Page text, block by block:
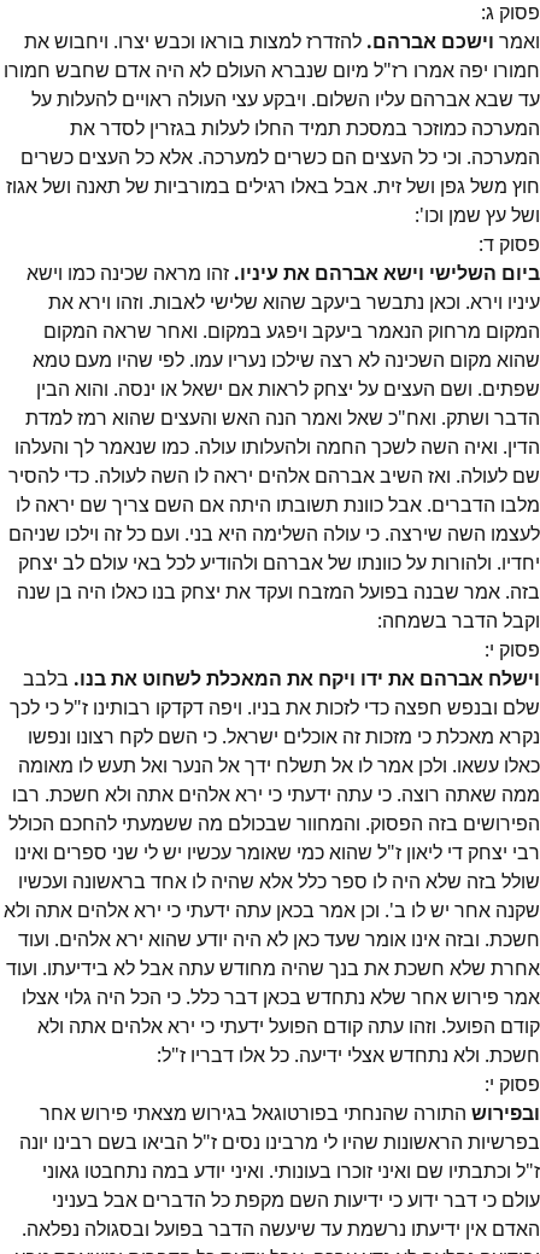
פסוק ג:
ואמר וישכם אברהם. להזדרז למצות בוראו וכבש יצרו. ויחבוש את
חמורו יפה אמרו רז"ל מיום שנברא העולם לא היה אדם שחבש חמורו
עד שבא אברהם עליו השלום. ויבקע עצי העולה ראויים להעלות על
המערכה כמוזכר במסכת תמיד החלו לעלות בגזרין לסדר את
המערכה. וכי כל העצים הם כשרים למערכה. אלא כל העצים כשרים
חוץ משל גפן ושל זית. אבל באלו רגילים במורביות של תאנה ושל אגוז
ושל עץ שמן וכו':
פסוק ד:
ביום השלישי וישא אברהם את עיניו. זהו מראה שכינה כמו וישא
עיניו וירא. וכאן נתבשר ביעקב שהוא שלישי לאבות. וזהו וירא את
המקום מרחוק הנאמר ביעקב ויפגע במקום. ואחר שראה המקום
שהוא מקום השכינה לא רצה שילכו נעריו עמו. לפי שהיו מעם טמא
שפתים. ושם העצים על יצחק לראות אם ישאל או ינסה. והוא הבין
הדבר ושתק. ואח"כ שאל ואמר הנה האש והעצים שהוא רמז למדת
הדין. ואיה השה לשכך החמה ולהעלותו עולה. כמו שנאמר לך והעלהו
שם לעולה. ואז השיב אברהם אלהים יראה לו השה לעולה. כדי להסיר
מלבו הדברים. אבל כוונת תשובתו היתה אם השם צריך שם יראה לו
לעצמו השה שירצה. כי עולה השלימה היא בני. ועם כל זה וילכו שניהם
יחדיו. ולהורות על כוונתו של אברהם ולהודיע לכל באי עולם לב יצחק
בזה. אמר שבנה בפועל המזבח ועקד את יצחק בנו כאלו היה בן שנה
וקבל הדבר בשמחה:
פסוק י:
וישלח אברהם את ידו ויקח את המאכלת לשחוט את בנו. בלבב
שלם ובנפש חפצה כדי לזכות את בניו. ויפה דקדקו רבותינו ז"ל כי לכך
נקרא מאכלת כי מזכות זה אוכלים ישראל. כי השם לקח רצונו ונפשו
כאלו עשאו. ולכן אמר לו אל תשלח ידך אל הנער ואל תעש לו מאומה
ממה שאתה רוצה. כי עתה ידעתי כי ירא אלהים אתה ולא חשכת. רבו
הפירושים בזה הפסוק. והמחוור שבכולם מה ששמעתי להחכם הכולל
רבי יצחק די ליאון ז"ל שהוא כמי שאומר עכשיו יש לי שני ספרים ואינו
שולל בזה שלא היה לו ספר כלל אלא שהיה לו אחד בראשונה ועכשיו
שקנה אחר יש לו ב'. וכן אמר בכאן עתה ידעתי כי ירא אלהים אתה ולא
חשכת. ובזה אינו אומר שעד כאן לא היה יודע שהוא ירא אלהים. ועוד
אחרת שלא חשכת את בנך שהיה מחודש עתה אבל לא בידיעתו. ועוד
אמר פירוש אחר שלא נתחדש בכאן דבר כלל. כי הכל היה גלוי אצלו
קודם הפועל. וזהו עתה קודם הפועל ידעתי כי ירא אלהים אתה ולא
חשכת. ולא נתחדש אצלי ידיעה. כל אלו דבריו ז"ל:
פסוק י:
ובפירוש התורה שהנחתי בפורטוגאל בגירוש מצאתי פירוש אחר
בפרשיות הראשונות שהיו לי מרבינו נסים ז"ל הביאו בשם רבינו יונה
ז"ל וכתבתיו שם ואיני זוכרו בעונותי. ואיני יודע במה נתחבטו גאוני
עולם כי דבר ידוע כי ידיעות השם מקפת כל הדברים אבל בעניני
האדם אין ידיעתו נרשמת עד שיעשה הדבר בפועל ובסגולה נפלאה.